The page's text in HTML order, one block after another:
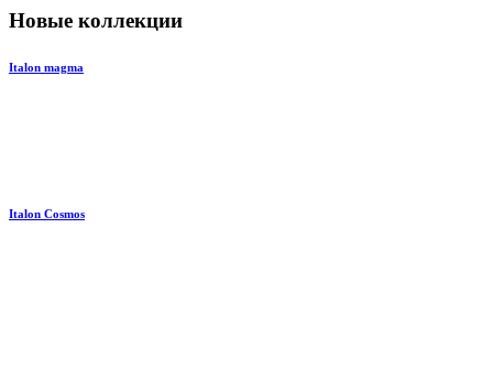
Новые коллекции
Italon magma
Italon Cosmos